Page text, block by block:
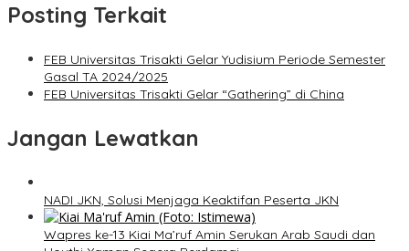
Posting Terkait
FEB Universitas Trisakti Gelar Yudisium Periode Semester
Gasal TA 2024/2025
FEB Universitas Trisakti Gelar “Gathering” di China
Jangan Lewatkan
NADI JKN, Solusi Menjaga Keaktifan Peserta JKN
Wapres ke-13 Kiai Ma’ruf Amin Serukan Arab Saudi dan